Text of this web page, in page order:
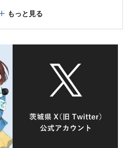
もっと見る